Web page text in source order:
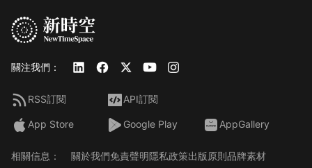
關注我們：
RSS訂閱 API訂閱
App Store Google Play AppGallery
相關信息： 關於我們免責聲明隱私政策出版原則品牌素材